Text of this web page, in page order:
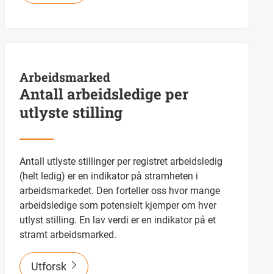
Arbeidsmarked
Antall arbeidsledige per
utlyste stilling
Antall utlyste stillinger per registret arbeidsledig
(helt ledig) er en indikator på stramheten i
arbeidsmarkedet. Den forteller oss hvor mange
arbeidsledige som potensielt kjemper om hver
utlyst stilling. En lav verdi er en indikator på et
stramt arbeidsmarked.
Utforsk